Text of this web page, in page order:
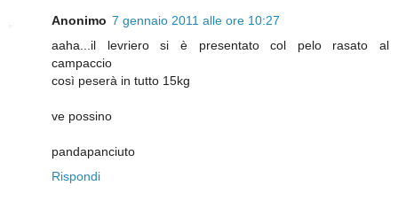
Anonimo 7 gennaio 2011 alle ore 10:27
aaha...il levriero si è presentato col pelo rasato al
campaccio
così peserà in tutto 15kg
ve possino
pandapanciuto
Rispondi